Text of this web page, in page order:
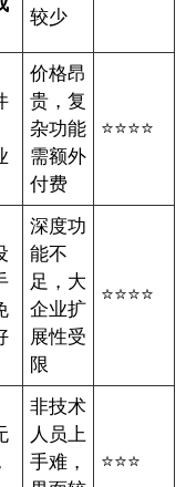
较少
价格昂
贵，复
杂功能
需额外
付费
⭐⭐⭐⭐
深度功
能不
足，大
企业扩
展性受
限
⭐⭐⭐⭐
非技术
人员上
手难，
⭐⭐⭐